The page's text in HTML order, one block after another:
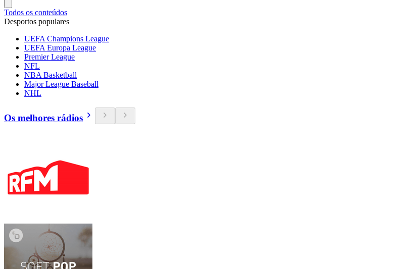
Todos os conteúdos
Desportos populares
UEFA Champions League
UEFA Europa League
Premier League
NFL
NBA Basketball
Major League Baseball
NHL
Os melhores rádios